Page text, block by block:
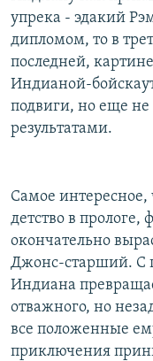
упрека - эдакий
дипломом, то в
последней,
Индианой-
подвиги, но еще не
результатами.
Самое интересное,
детство в
окончательно
Джонс-старший. С
Индиана
отважного, но
все положенные
приключения